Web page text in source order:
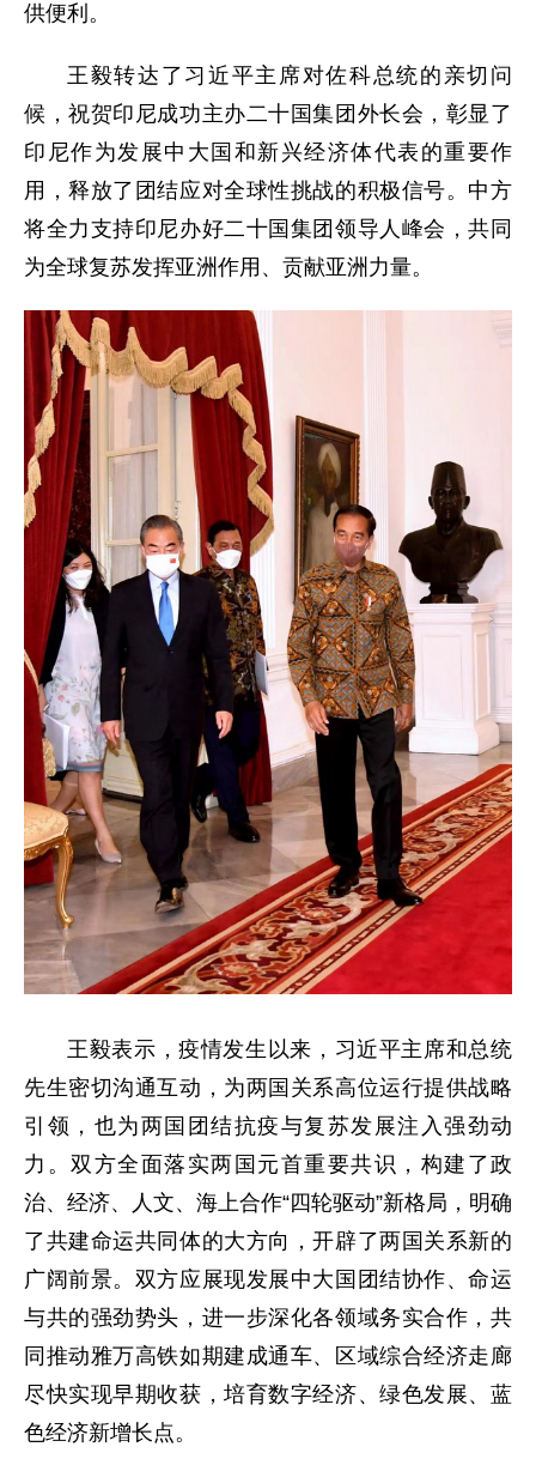
供便利。
王毅转达了习近平主席对佐科总统的亲切问
候，祝贺印尼成功主办二十国集团外长会，彰显了
印尼作为发展中大国和新兴经济体代表的重要作
用，释放了团结应对全球性挑战的积极信号。中方
将全力支持印尼办好二十国集团领导人峰会，共同
为全球复苏发挥亚洲作用、贡献亚洲力量。
王毅表示，疫情发生以来，习近平主席和总统
先生密切沟通互动，为两国关系高位运行提供战略
引领，也为两国团结抗疫与复苏发展注入强劲动
力。双方全面落实两国元首重要共识，构建了政
治、经济、人文、海上合作“四轮驱动”新格局，明确
了共建命运共同体的大方向，开辟了两国关系新的
广阔前景。双方应展现发展中大国团结协作、命运
与共的强劲势头，进一步深化各领域务实合作，共
同推动雅万高铁如期建成通车、区域综合经济走廊
尽快实现早期收获，培育数字经济、绿色发展、蓝
色经济新增长点。